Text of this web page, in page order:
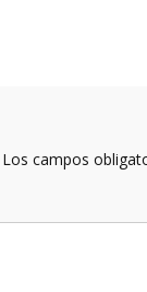
Los campos